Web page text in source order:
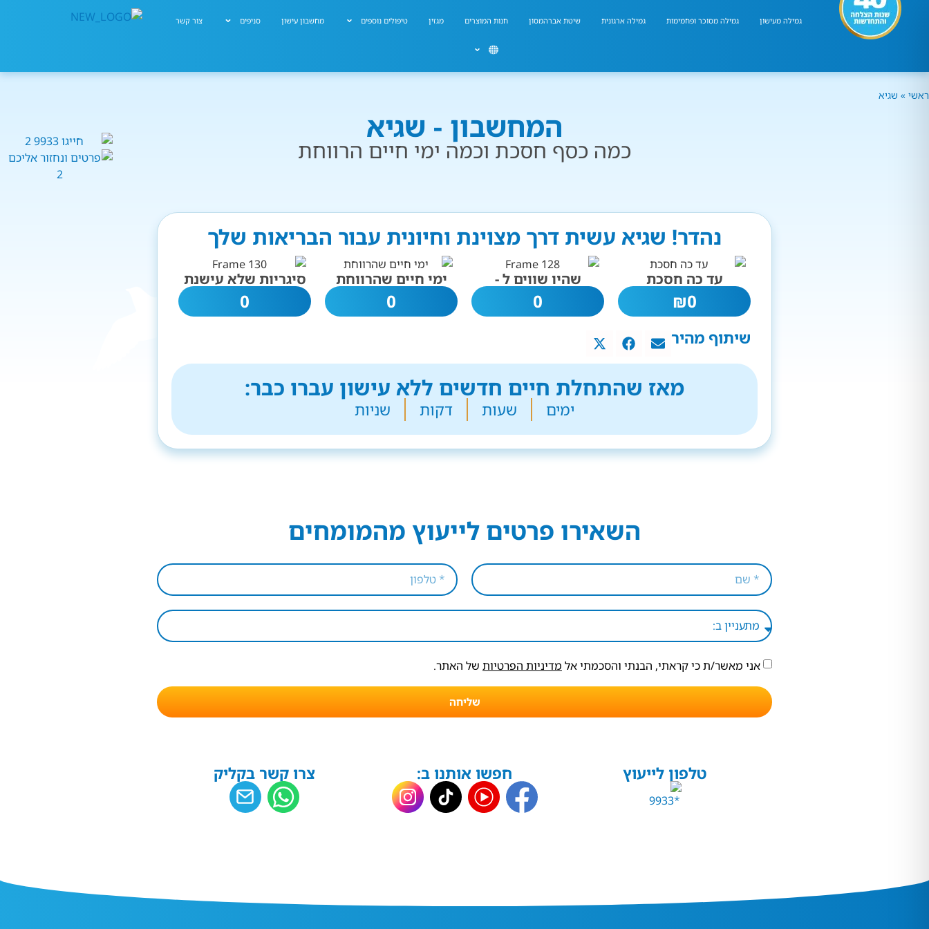
גמילה מעישון גמילה מסוכר ופחמימות גמילה ארגונית שיטת אברהמסון חנות המוצרים מגזין טיפולים נוספים מחשבון עישון סניפים צור קשר
ראשי » שגיא
המחשבון - שגיא
כמה כסף חסכת וכמה ימי חיים הרווחת
נהדר! שגיא עשית דרך מצוינת וחיונית עבור הבריאות שלך
עד כה חסכת
0
₪
שהיו שווים ל -
0
ימי חיים שהרווחת
0
סיגריות שלא עישנת
0
שיתוף מהיר
מאז שהתחלת חיים חדשים ללא עישון עברו כבר:
ימים שעות דקות שניות
השאירו פרטים לייעוץ מהמומחים
אני מאשר/ת כי קראתי, הבנתי והסכמתי אל מדיניות הפרטיות של האתר.
שליחה
טלפון לייעוץ חפשו אותנו ב: צרו קשר בקליק